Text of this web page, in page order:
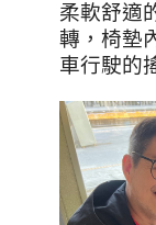
柔軟舒適
轉，椅墊
車行駛的